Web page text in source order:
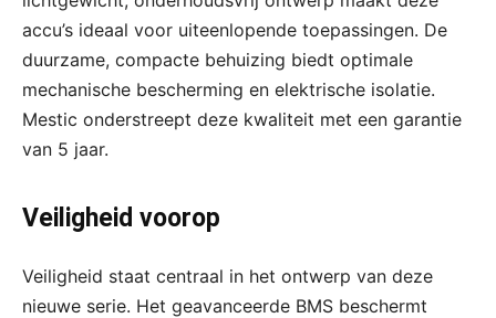
accu’s ideaal voor uiteenlopende toepassingen. De
duurzame, compacte behuizing biedt optimale
mechanische bescherming en elektrische isolatie.
Mestic onderstreept deze kwaliteit met een garantie
van 5 jaar.
Veiligheid voorop
Veiligheid staat centraal in het ontwerp van deze
nieuwe serie. Het geavanceerde BMS beschermt